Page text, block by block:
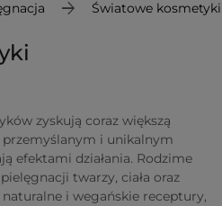
Światowe kosmetyki
zyskują coraz większą
przemyślanym i unikalnym
efektami działania. Rodzime
twarzy, ciała oraz
i wegańskie receptury,